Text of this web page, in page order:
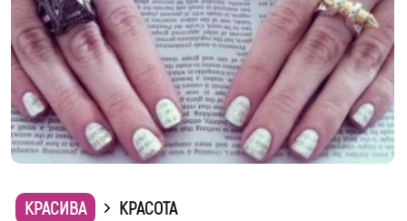
КРАСИВА
КРАСОТА